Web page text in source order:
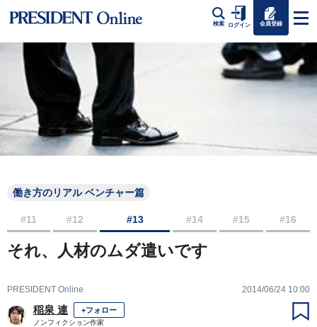
検索 ログイン 会員登録
働き方のリアル ベンチャー篇
#11 #12 #13 #14 #15 #16
それ、人材のムダ遣いです
PRESIDENT Online 2014/06/24 10:00
稲泉 連 +フォロー
ノンフィクション作家